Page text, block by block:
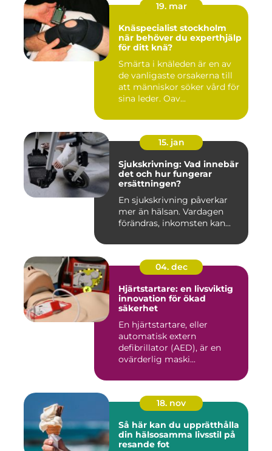
19. mar
Knäspecialist stockholm
när behöver du experthjälp
för ditt knä?
Smärta i knäleden är en av
de vanligaste orsakerna till
att människor söker vård för
sina leder. Oav...
15. jan
Sjukskrivning: Vad innebär
det och hur fungerar
ersättningen?
En sjukskrivning påverkar
mer än hälsan. Vardagen
förändras, inkomsten kan...
04. dec
Hjärtstartare: en livsviktig
innovation för ökad
säkerhet
En hjärtstartare, eller
automatisk extern
defibrillator (AED), är en
ovärderlig maski...
18. nov
Så här kan du upprätthålla
din hälsosamma livsstil på
resande fot